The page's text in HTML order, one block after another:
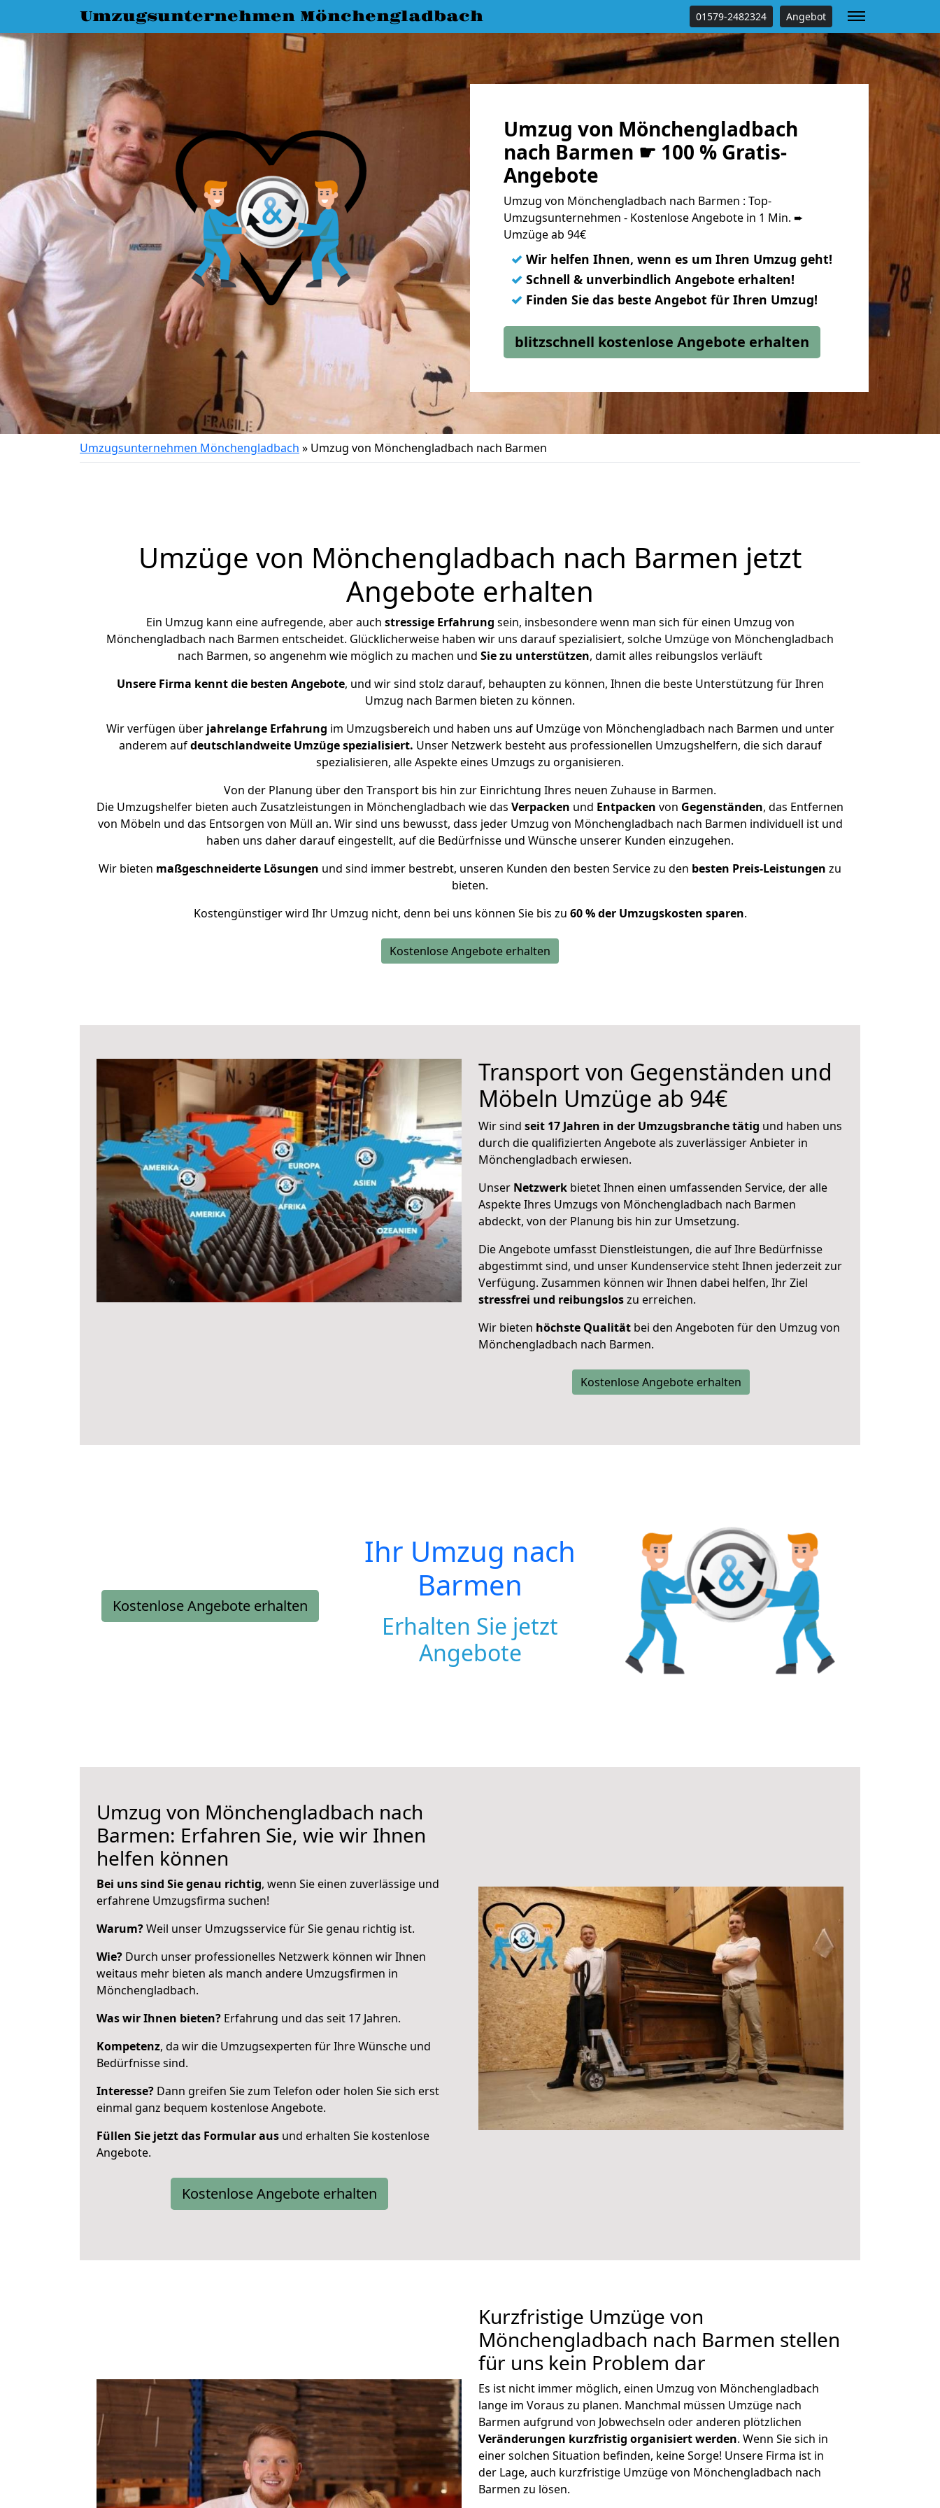
Umzugsunternehmen Mönchengladbach 01579-2482324 Angebot
Umzug von Mönchengladbach
nach Barmen ☛ 100 % Gratis-
Angebote
Umzug von Mönchengladbach nach Barmen : Top-
Umzugsunternehmen - Kostenlose Angebote in 1 Min. ➨
Umzüge ab 94€
✓ Wir helfen Ihnen, wenn es um Ihren Umzug geht!
✓ Schnell & unverbindlich Angebote erhalten!
✓ Finden Sie das beste Angebot für Ihren Umzug!
blitzschnell kostenlose Angebote erhalten
Umzugsunternehmen Mönchengladbach » Umzug von Mönchengladbach nach Barmen
Umzüge von Mönchengladbach nach Barmen jetzt
Angebote erhalten
Ein Umzug kann eine aufregende, aber auch stressige Erfahrung sein, insbesondere wenn man sich für einen Umzug von
Mönchengladbach nach Barmen entscheidet. Glücklicherweise haben wir uns darauf spezialisiert, solche Umzüge von Mönchengladbach
nach Barmen, so angenehm wie möglich zu machen und Sie zu unterstützen, damit alles reibungslos verläuft
Unsere Firma kennt die besten Angebote, und wir sind stolz darauf, behaupten zu können, Ihnen die beste Unterstützung für Ihren
Umzug nach Barmen bieten zu können.
Wir verfügen überjahrelange Erfahrung im Umzugsbereich und haben uns auf Umzüge von Mönchengladbach nach Barmen und unter
anderem aufdeutschlandweite Umzüge spezialisiert. Unser Netzwerk besteht aus professionellen Umzugshelfern, die sich darauf
spezialisieren, alle Aspekte eines Umzugs zu organisieren.
Von der Planung über den Transport bis hin zur Einrichtung Ihres neuen Zuhause in Barmen.
Die Umzugshelfer bieten auch Zusatzleistungen in Mönchengladbach wie das Verpacken und Entpacken von Gegenständen, das Entfernen
von Möbeln und das Entsorgen von Müll an. Wir sind uns bewusst, dass jeder Umzug von Mönchengladbach nach Barmen individuell ist und
haben uns daher darauf eingestellt, auf die Bedürfnisse und Wünsche unserer Kunden einzugehen.
Wir bieten maßgeschneiderte Lösungen und sind immer bestrebt, unseren Kunden den besten Service zu den besten Preis-Leistungen zu
bieten.
Kostengünstiger wird Ihr Umzug nicht, denn bei uns können Sie bis zu 60 % der Umzugskosten sparen.
Kostenlose Angebote erhalten
Transport von Gegenständen und
Möbeln Umzüge ab 94€
Wir sind seit 17 Jahren in der Umzugsbranche tätig und haben uns
durch die qualifizierten Angebote als zuverlässiger Anbieter in
Mönchengladbach erwiesen.
Unser Netzwerk bietet Ihnen einen umfassenden Service, der alle
Aspekte Ihres Umzugs von Mönchengladbach nach Barmen
abdeckt, von der Planung bis hin zur Umsetzung.
Die Angebote umfasst Dienstleistungen, die auf Ihre Bedürfnisse
abgestimmt sind, und unser Kundenservice steht Ihnen jederzeit zur
Verfügung. Zusammen können wir Ihnen dabei helfen, Ihr Ziel
stressfrei und reibungsloszu erreichen.
Wir bieten höchste Qualität bei den Angeboten für den Umzug von
Mönchengladbach nach Barmen.
Kostenlose Angebote erhalten
Kostenlose Angebote erhalten
Ihr Umzug nach
Barmen
Erhalten Sie jetzt
Angebote
Umzug von Mönchengladbach nach
Barmen: Erfahren Sie, wie wir Ihnen
helfen können
Bei uns sind Sie genau richtig, wenn Sie einen zuverlässige und
erfahrene Umzugsfirma suchen!
Warum?Weil unser Umzugsservice für Sie genau richtig ist.
Wie? Durch unser professionelles Netzwerk können wir Ihnen
weitaus mehr bieten als manch andere Umzugsfirmen in
Mönchengladbach.
Was wir Ihnen bieten? Erfahrung und das seit 17 Jahren.
Kompetenz, da wir die Umzugsexperten für Ihre Wünsche und
Bedürfnisse sind.
Interesse? Dann greifen Sie zum Telefon oder holen Sie sich erst
einmal ganz bequem kostenlose Angebote.
Füllen Sie jetzt das Formular aus und erhalten Sie kostenlose
Angebote.
Kostenlose Angebote erhalten
Kurzfristige Umzüge von
Mönchengladbach nach Barmen stellen
für uns kein Problem dar
Es ist nicht immer möglich, einen Umzug von Mönchengladbach
lange im Voraus zu planen. Manchmal müssen Umzüge nach
Barmen aufgrund von Jobwechseln oder anderen plötzlichen
Veränderungen kurzfristig organisiert werden. Wenn Sie sich in
einer solchen Situation befinden, keine Sorge! Unsere Firma ist in
der Lage, auch kurzfristige Umzüge von Mönchengladbach nach
Barmen zu lösen.